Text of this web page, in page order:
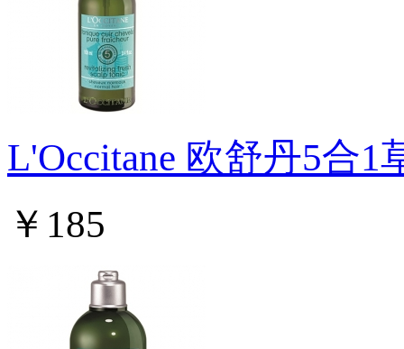
L'Occitane 欧舒丹5合
￥185